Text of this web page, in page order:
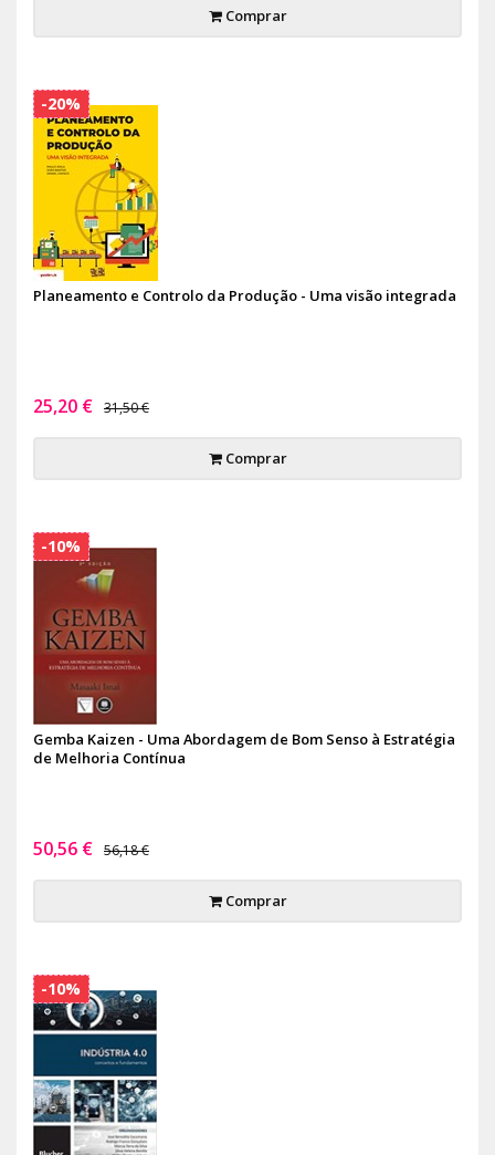
Comprar
Planeamento e Controlo da Produção - Uma visão integrada
25,20 € 31,50 €
Comprar
-20%
Gemba Kaizen - Uma Abordagem de Bom Senso à Estratégia
de Melhoria Contínua
50,56 € 56,18 €
Comprar
-10%
-10%